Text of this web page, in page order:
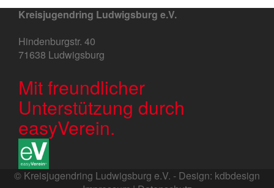
Kreisjugendring Ludwigsburg e.V.
Hindenburgstr. 40
71638 Ludwigsburg
Mit freundlicher
Unterstützung durch
easyVerein.
© Kreisjugendring Ludwigsburg e.V. - Design: kdbdesign